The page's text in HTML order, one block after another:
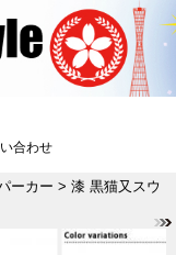
合わせ
ーカー > 漆 黒猫又スウ